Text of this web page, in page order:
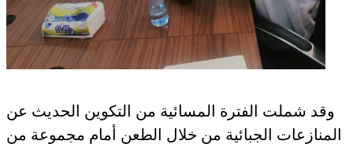
وقد شملت الفترة المسائية من التكوين الحديث عن
المنازعات الجبائية من خلال الطعن أمام مجموعة من